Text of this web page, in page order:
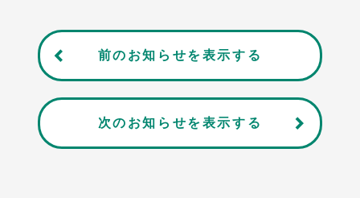
前のお知らせを表示する
次のお知らせを表示する